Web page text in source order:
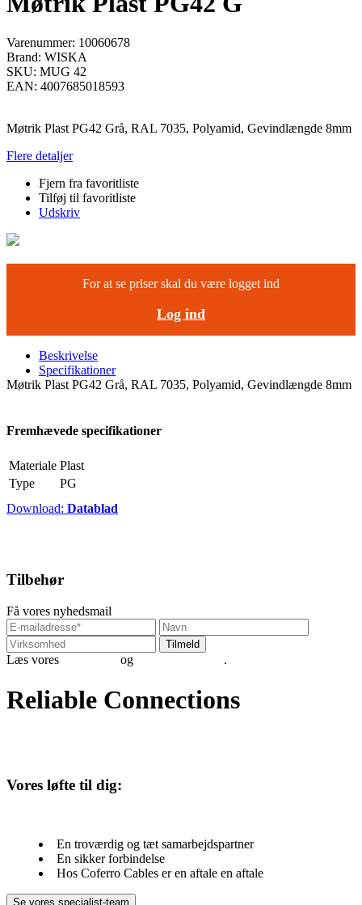
Varenummer: 10060678
Brand: WISKA
SKU: MUG 42
EAN: 4007685018593
Møtrik Plast PG42 Grå, RAL 7035, Polyamid, Gevindlængde 8mm
Flere detaljer
Fjern fra favoritliste
Tilføj til favoritliste
Udskriv
For at se priser skal du være logget ind
Log ind
Beskrivelse
Specifikationer
Møtrik Plast PG42 Grå, RAL 7035, Polyamid, Gevindlængde 8mm
Fremhævede specifikationer
Materiale Plast
Type
PG
Download: Datablad
Tilbehør
Få vores nyhedsmail
Læs vores og .
Reliable Connections
Vores løfte til dig:
En troværdig og tæt samarbejdspartner
En sikker forbindelse
Hos Coferro Cables er en aftale en aftale